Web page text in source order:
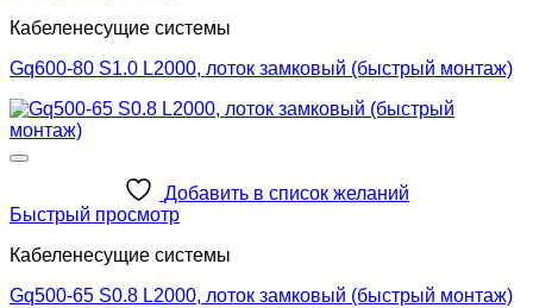
Кабеленесущие системы
Gq600-80 S1.0 L2000, лоток замковый (быстрый монтаж)
Добавить в список желаний
Быстрый просмотр
Кабеленесущие системы
Gq500-65 S0.8 L2000, лоток замковый (быстрый монтаж)